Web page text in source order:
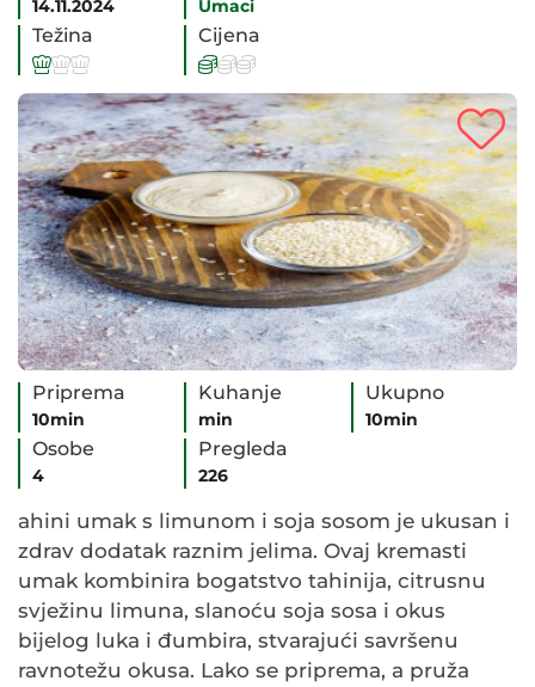
14.11.2024 Umaci
Težina



Cijena



Priprema
10min
Kuhanje
min
Ukupno
10min
Osobe
4
Pregleda
226
ahini umak s limunom i soja sosom je ukusan i
zdrav dodatak raznim jelima. Ovaj kremasti
umak kombinira bogatstvo tahinija, citrusnu
svježinu limuna, slanoću soja sosa i okus
bijelog luka i đumbira, stvarajući savršenu
ravnotežu okusa. Lako se priprema, a pruža